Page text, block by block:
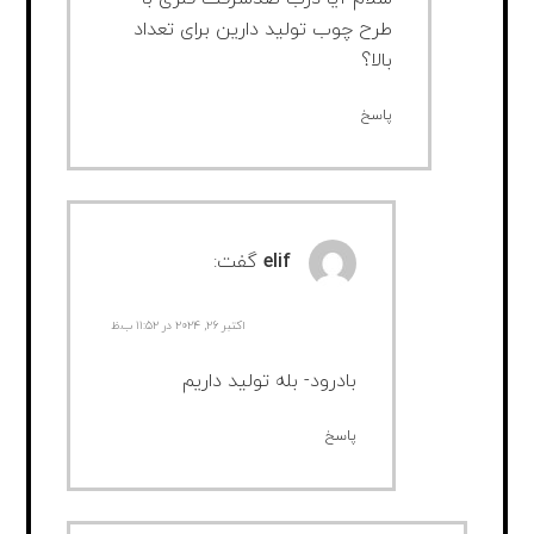
طرح چوب تولید دارین برای تعداد
بالا؟
پاسخ
elif گفت:
اکتبر ۲۶, ۲۰۲۴ در ۱۱:۵۲ ب.ظ
بادرود- بله تولید داریم
پاسخ